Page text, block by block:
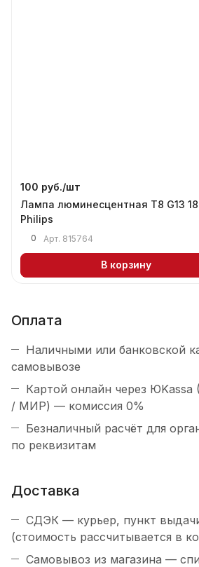
100 руб./шт
Лампа люминесцентная T8 G13
Philips
0 Арт. 815764
В корзину
Оплата
Наличными или банковской
самовывозе
Картой онлайн через ЮKassa
/ МИР) — комиссия 0%
Безналичный расчёт для
по реквизитам
Доставка
СДЭК — курьер, пункт
(стоимость рассчитывается в
Самовывоз из магазина —